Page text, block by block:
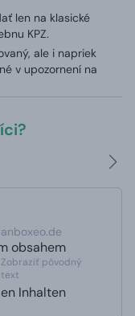
len na klasické
KPZ.
ale i napriek
v upozornení na
obsahem
Zobraziť pôvodný
text
Inhalten